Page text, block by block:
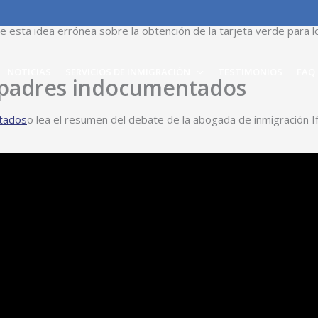
piensan que una vez que su hijo cumpla los 21 años podrá
esta idea errónea sobre la obtención de la tarjeta verde para
indocumentados
o lea el resumen del debate de la abogada de inmigración